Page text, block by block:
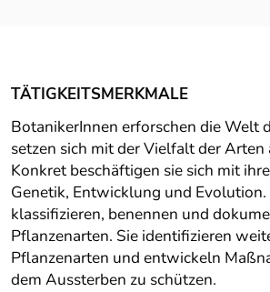
TÄTIGKEITSMERKMALE
BotanikerInnen erforschen die Welt
setzen sich mit der Vielfalt der Arten
Konkret beschäftigen sie sich mit
Genetik, Entwicklung und Evolution.
klassifizieren, benennen und
Pflanzenarten. Sie identifizieren
Pflanzenarten und entwickeln
dem Aussterben zu schützen.